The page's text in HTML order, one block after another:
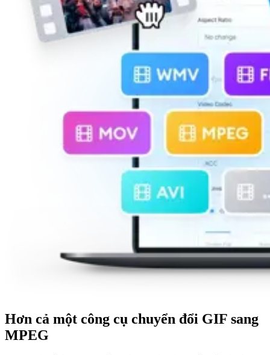
Hơn cả một công cụ chuyển đổi GIF sang
MPEG